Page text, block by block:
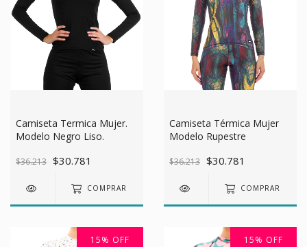
Camiseta Termica Mujer.
Modelo Negro Liso.
$36.213 $30.781
COMPRAR
Camiseta Térmica Mujer
Modelo Rupestre
$36.213 $30.781
COMPRAR
15% OFF 15% OFF